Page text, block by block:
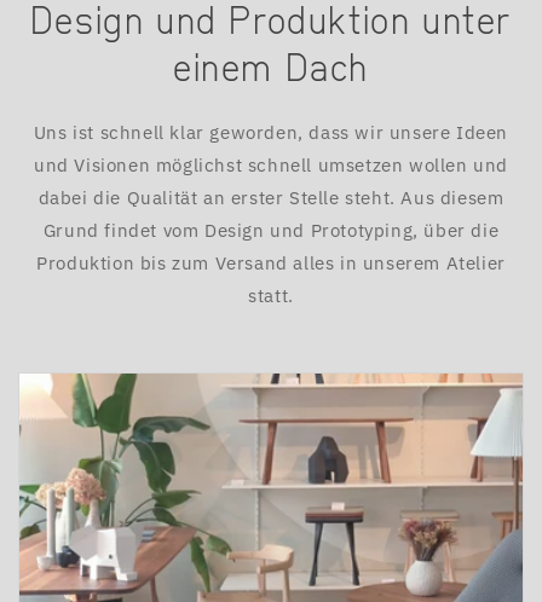
Design und Produktion unter
einem Dach
Uns ist schnell klar geworden, dass wir unsere Ideen
und Visionen möglichst schnell umsetzen wollen und
dabei die Qualität an erster Stelle steht. Aus diesem
Grund findet vom Design und Prototyping, über die
Produktion bis zum Versand alles in unserem Atelier
statt.